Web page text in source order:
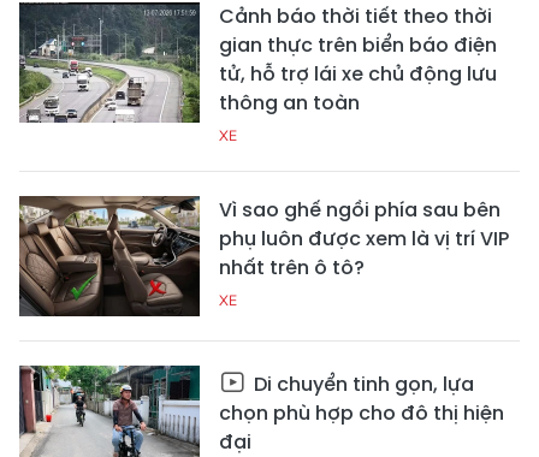
Cảnh báo thời tiết theo thời
gian thực trên biển báo điện
tử, hỗ trợ lái xe chủ động lưu
thông an toàn
XE
Vì sao ghế ngồi phía sau bên
phụ luôn được xem là vị trí VIP
nhất trên ô tô?
XE
Di chuyển tinh gọn, lựa
chọn phù hợp cho đô thị hiện
đại